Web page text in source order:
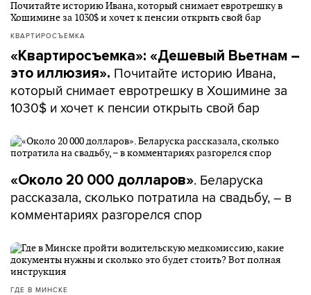
КВАРТИРОСЪЕМКА
«Квартиросъемка»: «Дешевый Вьетнам –
это иллюзия». Почитайте историю Ивана,
который снимает евротрешку в Хошимине за
1030$ и хочет к пенсии открыть свой бар
«Около 20 000 долларов». Беларуска
рассказала, сколько потратила на свадьбу, – в
комментариях разгорелся спор
ГДЕ В МИНСКЕ